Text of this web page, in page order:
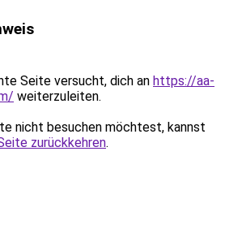
Seite versucht, dich an https://aa-
weiterzuleiten.
nicht besuchen möchtest, kannst
zurückkehren.